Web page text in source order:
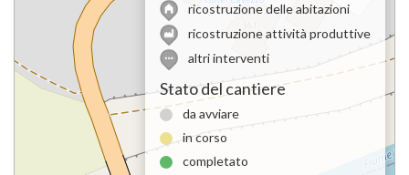
ricostruzione delle abitazioni
ricostruzione attività produttive
altri interventi
Stato del cantiere
da avviare
in corso
completato